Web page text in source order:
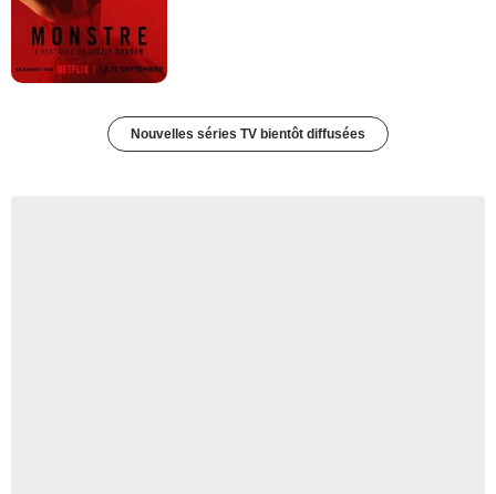
Nouvelles séries TV bientôt diffusées